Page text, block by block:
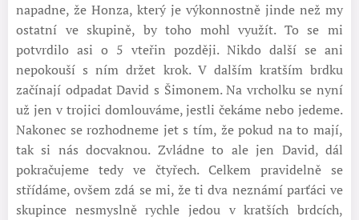
napadne, že Honza, který je výkonnostně jinde než my
ostatní ve skupině, by toho mohl využít. To se mi
potvrdilo asi o 5 vteřin později. Nikdo další se ani
nepokouší s ním držet krok. V dalším kratším brdku
začínají odpadat David s Šimonem. Na vrcholku se nyní
už jen v trojici domlouváme, jestli čekáme nebo jedeme.
Nakonec se rozhodneme jet s tím, že pokud na to mají,
tak si nás docvaknou. Zvládne to ale jen David, dál
pokračujeme tedy ve čtyřech. Celkem pravidelně se
střídáme, ovšem zdá se mi, že ti dva neznámí parťáci ve
skupince nesmyslně rychle jedou v kratších brdcích,